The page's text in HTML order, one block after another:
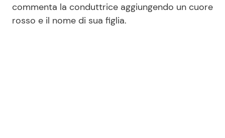
commenta la conduttrice aggiungendo un cuore
rosso e il nome di sua figlia.